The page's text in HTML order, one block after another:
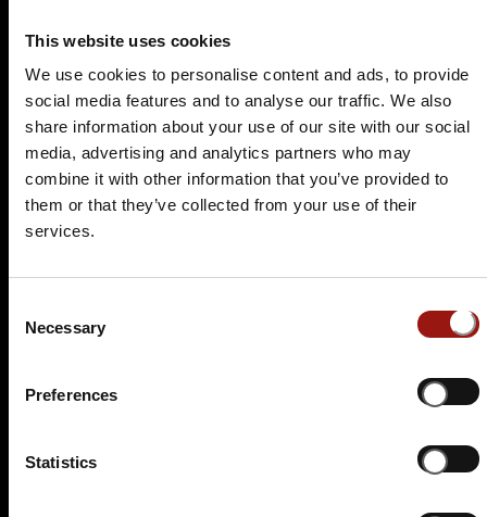
This website uses cookies
We use cookies to personalise content and ads, to provide
social media features and to analyse our traffic. We also
share information about your use of our site with our social
media, advertising and analytics partners who may
combine it with other information that you’ve provided to
them or that they’ve collected from your use of their
services.
Selection
Necessary
Preferences
Statistics
SA.
21.11.2026 19:00 Uhr
Ein Kommissar zum Sterben
Gasthof Hotel Zur Post, Andechsstraße 1
Auf der Karte anzeigen